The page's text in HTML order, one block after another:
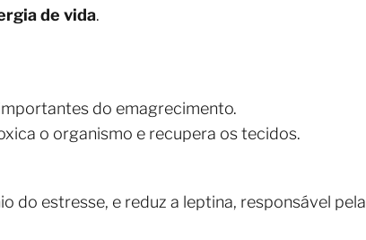
de vida.
do emagrecimento.
o organismo e recupera os tecidos.
do estresse, e reduz a leptina, responsável pela